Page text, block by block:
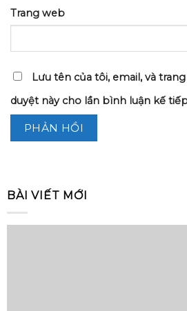
Trang web
Lưu tên của tôi, email, và
duyệt này cho lần bình luận kế
BÀI VIẾT MỚI